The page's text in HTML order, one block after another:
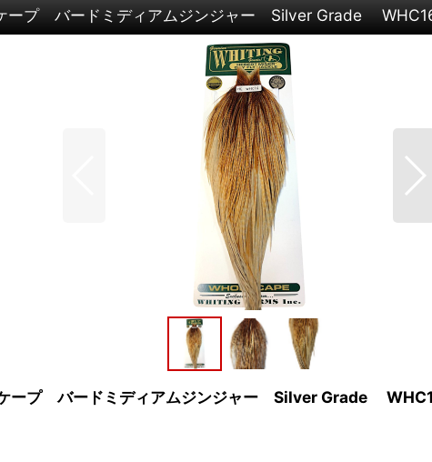
プ バードミディアムジンジャー Silver Grade
プ バードミディアムジンジャー Silver Grade